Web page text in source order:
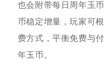
也会附带每日周年玉
币稳定增量，玩家可
费方式，平衡免费与
年玉币。